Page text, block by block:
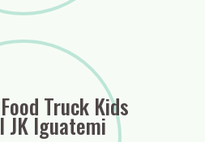
Truck Kids
JK Iguatemi